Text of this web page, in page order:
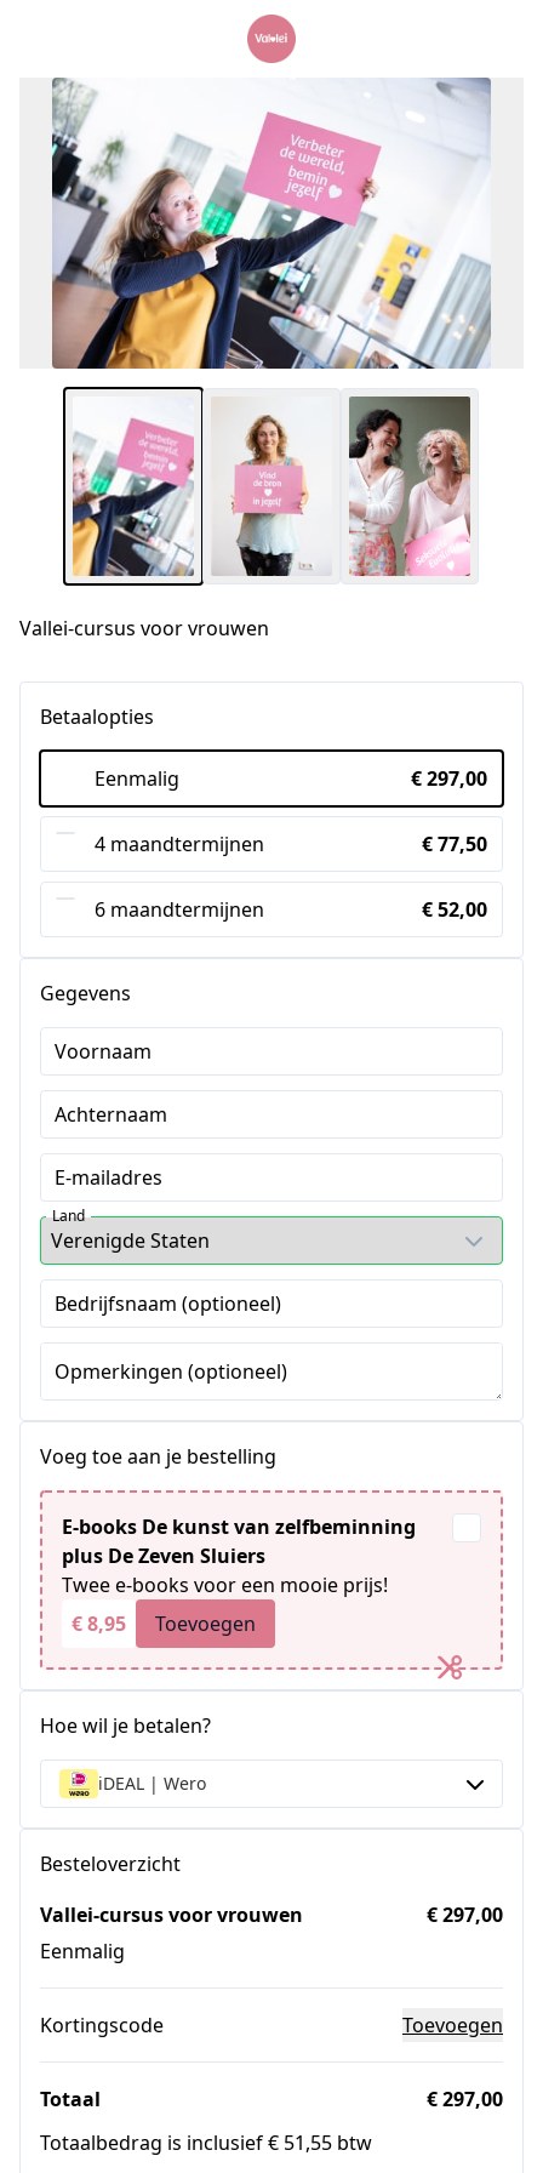
Vallei-cursus voor vrouwen
Betaalopties
Eenmalig € 297,00
4 maandtermijnen € 77,50
6 maandtermijnen € 52,00
Gegevens
Voornaam
Achternaam
E-mailadres
Land
Bedrijfsnaam (optioneel)
Opmerkingen (optioneel)
Voeg toe aan je bestelling
E-books De kunst van zelfbeminning
plus De Zeven Sluiers
Twee e-books voor een mooie prijs!
€ 8,95
Toevoegen
Hoe wil je betalen?
iDEAL | Wero
Besteloverzicht
Vallei-cursus voor vrouwen
Eenmalig
€ 297,00
Kortingscode Toevoegen
Totaal
€ 297,00
Totaalbedrag is inclusief € 51,55 btw